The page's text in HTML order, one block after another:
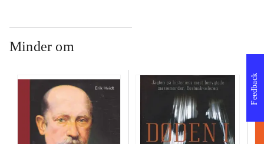
Minder om
Feedback